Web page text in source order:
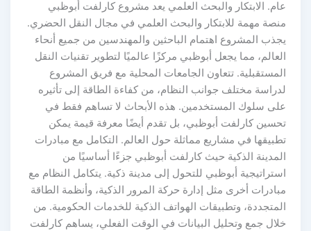
عام. الابتكار والبحث العلمي يعد مشروع كارلفت أبوظبي
منصة مهمة للابتكار والبحث العلمي في مجال النقل الحضري.
يجذب المشروع اهتمام الباحثين والمهندسين من جميع أنحاء
العالم، مما يجعل أبوظبي مركزًا عالميًا لتطوير تقنيات النقل
المستقبلية. تتعاون الجامعات المحلية مع فريق المشروع
لدراسة مختلف جوانب النظام، من كفاءة الطاقة إلى تأثيره
على سلوك المستخدمين. هذه الأبحاث لا تساهم فقط في
تحسين كارلفت أبوظبي، بل تقدم أيضًا معرفة قيمة يمكن
تطبيقها في مشاريع مماثلة حول العالم. التكامل مع مبادرات
المدينة الذكية حيث كارلفت أبوظبي جزءًا أساسيًا من
استراتيجية أبوظبي للتحول إلى مدينة ذكية. يتكامل النظام مع
مبادرات أخرى مثل إدارة حركة المرور الذكية، وأنظمة الطاقة
المتجددة، وتطبيقات الهواتف الذكية للخدمات الحكومية. من
خلال جمع وتحليل البيانات في الوقت الفعلي، يساهم كارلفت